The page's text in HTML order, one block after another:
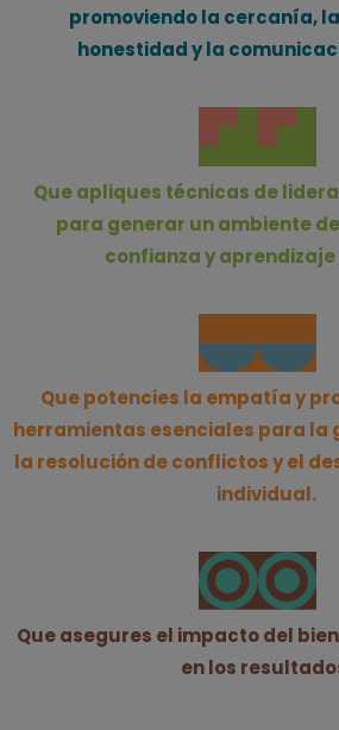
promoviendo la cercanía,
honestidad y la
Que apliques técnicas de
para generar un ambiente
confianza y
Que potencies la empatía y
herramientas esenciales para la
la resolución de conflictos y el
individual.
Que asegures el impacto del
en los